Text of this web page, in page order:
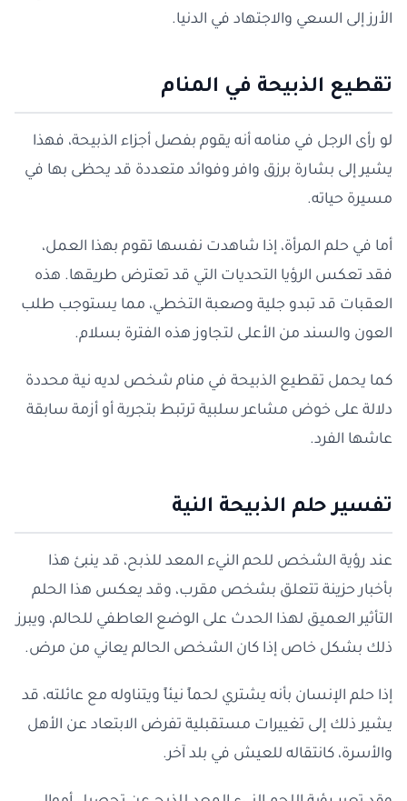
الأرز إلى السعي والاجتهاد في الدنيا.
تقطيع الذبيحة في المنام
لو رأى الرجل في منامه أنه يقوم بفصل أجزاء الذبيحة، فهذا
يشير إلى بشارة برزق وافر وفوائد متعددة قد يحظى بها في
مسيرة حياته.
أما في حلم المرأة، إذا شاهدت نفسها تقوم بهذا العمل،
فقد تعكس الرؤيا التحديات التي قد تعترض طريقها. هذه
العقبات قد تبدو جلية وصعبة التخطي، مما يستوجب طلب
العون والسند من الأعلى لتجاوز هذه الفترة بسلام.
كما يحمل تقطيع الذبيحة في منام شخص لديه نية محددة
دلالة على خوض مشاعر سلبية ترتبط بتجربة أو أزمة سابقة
عاشها الفرد.
تفسير حلم الذبيحة النية
عند رؤية الشخص للحم النيء المعد للذبح، قد ينبئ هذا
بأخبار حزينة تتعلق بشخص مقرب، وقد يعكس هذا الحلم
التأثير العميق لهذا الحدث على الوضع العاطفي للحالم، ويبرز
ذلك بشكل خاص إذا كان الشخص الحالم يعاني من مرض.
إذا حلم الإنسان بأنه يشتري لحماً نيئاً ويتناوله مع عائلته، قد
يشير ذلك إلى تغييرات مستقبلية تفرض الابتعاد عن الأهل
والأسرة، كانتقاله للعيش في بلد آخر.